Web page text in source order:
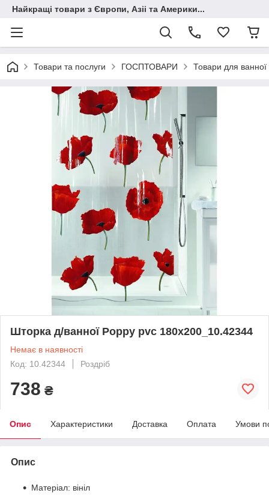
Найкращі товари з Європи, Азіі та Америки...
Товари та послуги ГОСПТОВАРИ Товари для ванної
Шторка д/ванної Poppy pvc 180x200_10.42344
Немає в наявності
Код: 10.42344
Роздріб
738 ₴
Опис Характеристики Доставка Оплата Умови
Опис
Матеріал: вініл